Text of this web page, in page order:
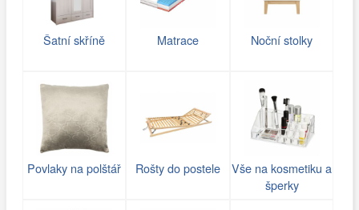
Šatní skříně Matrace Noční stolky
Povlaky na polštář Rošty do postele
Vše na kosmetiku a
šperky